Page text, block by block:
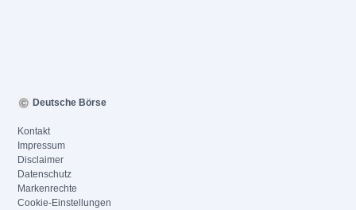
Deutsche Börse
Kontakt
Impressum
Disclaimer
Datenschutz
Markenrechte
Cookie-Einstellungen